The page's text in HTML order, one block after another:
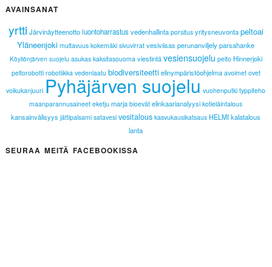
AVAINSANAT
yrttiJärvinäytteenottoluontoharrastusvedenhallinta porsitus yritysneuvontapeltoai
Yläneenjoki multavuus kokemäki sivuvirrat vesiviisas perunanviljely parsahanke
Köyliönjärven suojelu asukas kaksitasouoma viestintävesiensuojelu pelto Hinnerjoki
peltorobotti robotiikka vedenlaatu biodiversiteettielinympäristöohjelma avoimet ovet
voikukanjuuri Pyhäjärven suojelu vuohenputki typpiteho
maanparannusaineet eketju marja bioevät elinkaarianalyysi kotieläintalous
kansainvälisyys jättipalsami satavesi vesitalous kasvukausikatsaus HELMI kalatalous
lanta
SEURAA MEITÄ FACEBOOKISSA